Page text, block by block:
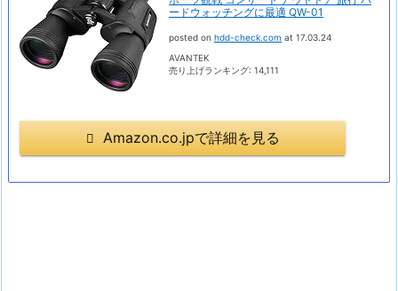
ードウォッチングに最適 QW-01
posted on hdd-check.com at 17.03.24
AVANTEK
売り上げランキング: 14,111
Amazon.co.jpで詳細を見る